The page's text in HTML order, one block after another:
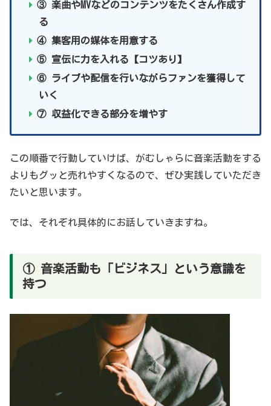
③ 楽曲やMVなどのコンテンツをたくさん作成す
る
④ 集客用の媒体を用意する
⑤ 宣伝に力を入れる【コツあり】
⑥ ライブや配信を行いながらファンを獲得して
いく
⑦ 収益化できる部分を増やす
この順番で行動していけば、がむしゃらに音楽活動をする
よりもグッと売れやすくなるので、ぜひ実践していただき
たいと思います。
では、それぞれ具体的にお話していきますね。
① 音楽活動も「ビジネス」という意識を
持つ